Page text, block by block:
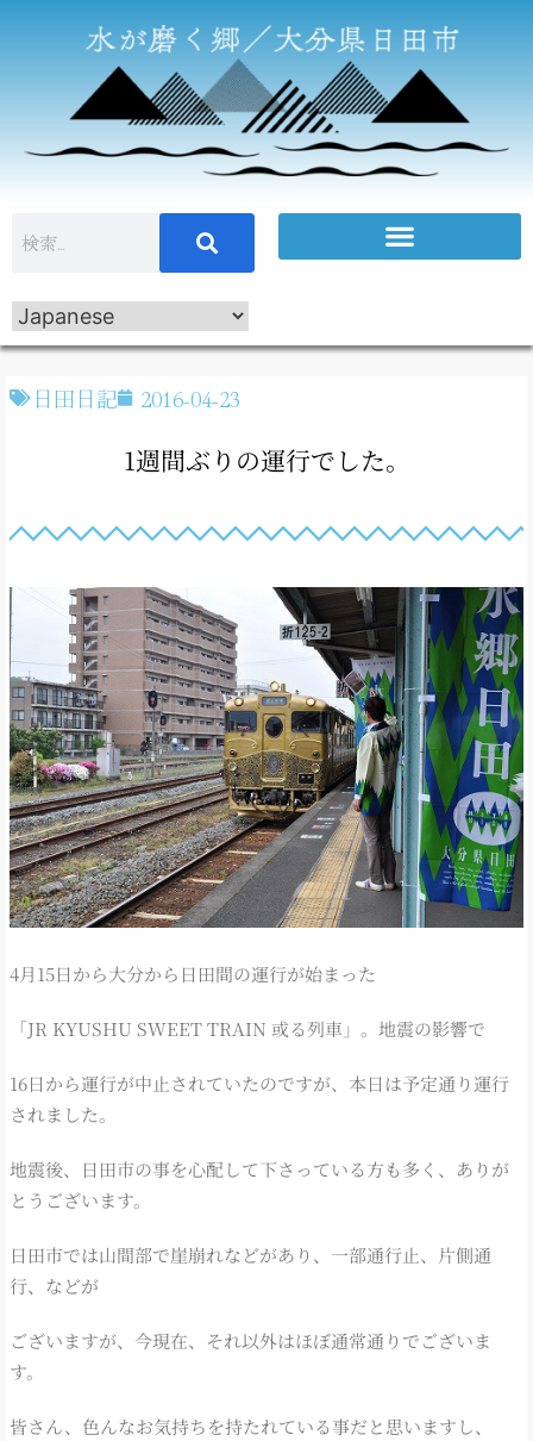
日田日記 2016-04-23
1週間ぶりの運行でした。
4月15日から大分から日田間の運行が始まった
「JR KYUSHU SWEET TRAIN 或る列車」。地震の影響で
16日から運行が中止されていたのですが、本日は予定通り運行
されました。
地震後、日田市の事を心配して下さっている方も多く、ありが
とうございます。
日田市では山間部で崖崩れなどがあり、一部通行止、片側通
行、などが
ございますが、今現在、それ以外はほぼ通常通りでございま
す。
皆さん、色んなお気持ちを持たれている事だと思いますし、